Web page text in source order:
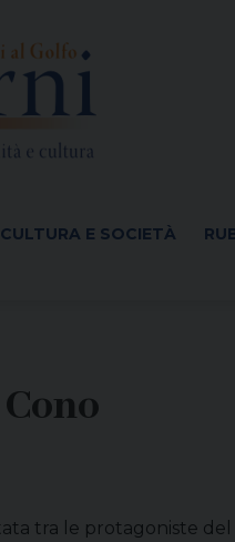
CULTURA E SOCIETÀ
tra le protagoniste